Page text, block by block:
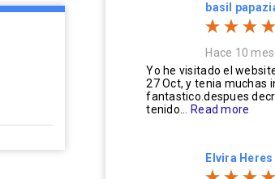
basil
Hace 10
Yo he visitado el
27 Oct, y tenia muchas
fantastico.despues
tenido... Read more
Elvira Heres